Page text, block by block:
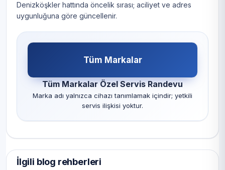
Denizköşkler hattında öncelik sırası; aciliyet ve adres
uygunluğuna göre güncellenir.
Tüm Markalar
Tüm Markalar Özel Servis Randevu
Marka adı yalnızca cihazı tanımlamak içindir; yetkili
servis ilişkisi yoktur.
İlgili blog rehberleri